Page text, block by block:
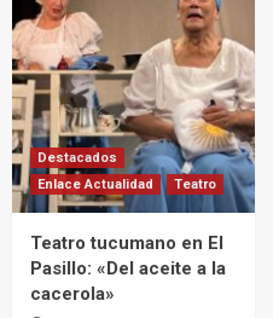
Destacados
Enlace Actualidad
Teatro
Teatro tucumano en El
Pasillo: «Del aceite a la
cacerola»